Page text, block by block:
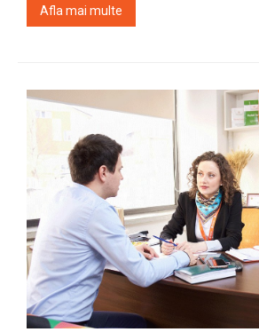
Afla mai multe